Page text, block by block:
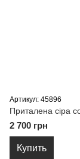
Артикул: 45896
Приталена сіра
2 700 грн
Купить